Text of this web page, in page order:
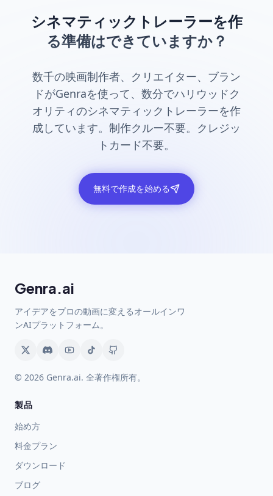
シネマティックトレーラーを作
る準備はできていますか？
数千の映画制作者、クリエイター、ブラン
ドがGenraを使って、数分でハリウッドク
オリティのシネマティックトレーラーを作
成しています。制作クルー不要。クレジッ
トカード不要。
無料で作成を始める
Genra.ai
アイデアをプロの動画に変えるオールインワ
ンAIプラットフォーム。
© 2026 Genra.ai. 全著作権所有。
製品
始め方
料金プラン
ダウンロード
ブログ